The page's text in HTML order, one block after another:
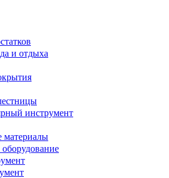
и отдыха
инструмент
материалы